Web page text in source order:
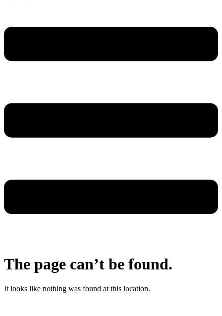
The page can’t be found.
It looks like nothing was found at this location.